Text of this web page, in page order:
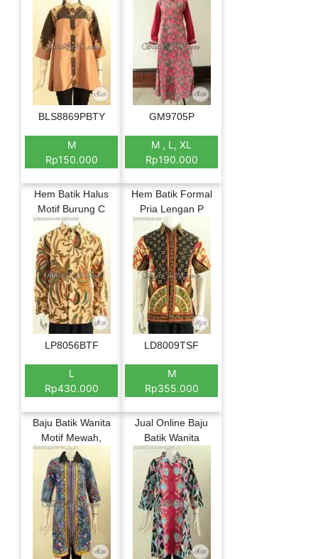
BLS8869PBTY
M
Rp150.000
GM9705P
M , L, XL
Rp190.000
Hem Batik Halus
Motif Burung C
LP8056BTF
L
Rp430.000
Hem Batik Formal
Pria Lengan P
LD8009TSF
M
Rp355.000
Baju Batik Wanita
Motif Mewah,
Jual Online Baju
Batik Wanita